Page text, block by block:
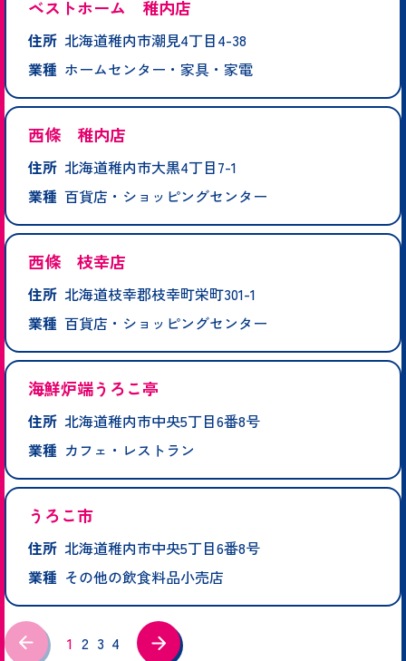
ベストホーム 稚内店
住所 北海道稚内市潮見4丁目4-38
業種 ホームセンター・家具・家電
西條 稚内店
住所 北海道稚内市大黒4丁目7-1
業種 百貨店・ショッピングセンター
西條 枝幸店
住所 北海道枝幸郡枝幸町栄町301-1
業種 百貨店・ショッピングセンター
海鮮炉端うろこ亭
住所 北海道稚内市中央5丁目6番8号
業種 カフェ・レストラン
うろこ市
住所 北海道稚内市中央5丁目6番8号
業種 その他の飲食料品小売店
1 2 3 4